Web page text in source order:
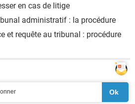
en cas de litige
administratif : la procédure
et requête au tribunal : procédure